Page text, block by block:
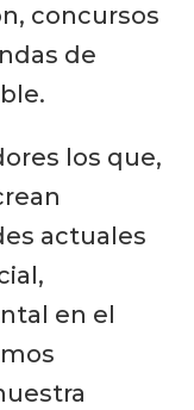
concursos
de
los que,
actuales
en el